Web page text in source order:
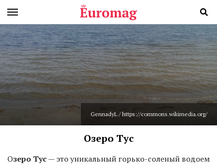
GennadyL / https://commons.wikimedia.org/
Озеро Тус
Озеро Тус— это уникальный горько-соленый водоем